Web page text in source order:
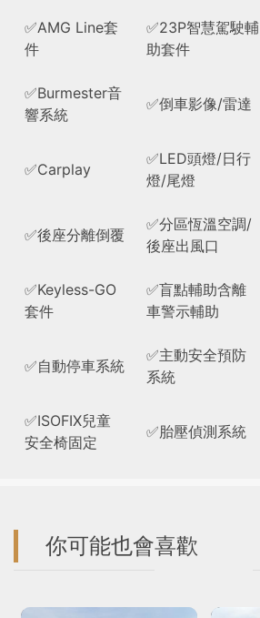
✅AMG Line套
件
✅23P智慧駕駛輔
助套件
✅Burmester音
響系統
✅倒車影像/雷達
✅Carplay
✅LED頭燈/日行
燈/尾燈
✅後座分離倒覆
✅分區恆溫空調/
後座出風口
✅Keyless-GO
套件
✅盲點輔助含離
車警示輔助
✅自動停車系統
✅主動安全預防
系統
✅ISOFIX兒童
安全椅固定
✅胎壓偵測系統
你可能也會喜歡